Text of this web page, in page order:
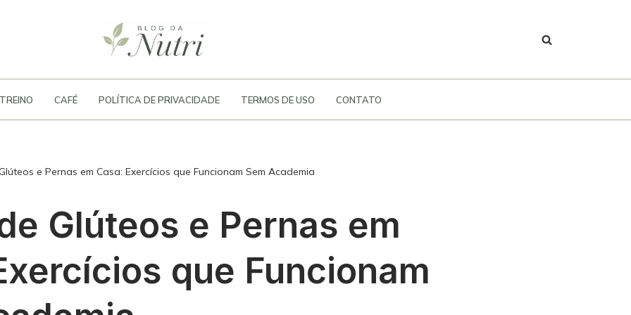
TREINO CAFÉ POLÍTICA DE PRIVACIDADE TERMOS DE USO CONTATO
e Pernas em Casa: Exercícios que Funcionam Sem Academia
Glúteos e Pernas em
que Funcionam